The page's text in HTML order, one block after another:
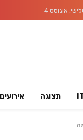
אוגוסט 4
תצוגה אירועים